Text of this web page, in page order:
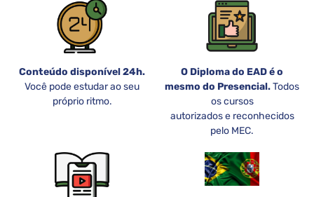
Conteúdo disponível 24h.
Você pode estudar ao seu
próprio ritmo.
O Diploma do EAD é o
mesmo do Presencial.Todos
os cursos
autorizados e reconhecidos
pelo MEC.